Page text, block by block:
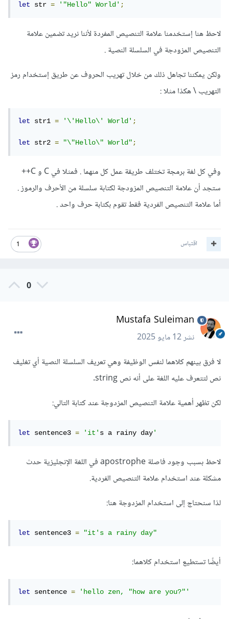
let str = '"Hello" World';
لاحظ هنا إستخدمنا علامة التنصيص المفردة لأننا نريد تضمين علامة
التنصيص المزودجة في السلسلة النصية .
ولكن يمكننا تجاهل ذلك من خلال تهريب الحروف عن طريق إستخدام رمز
التهريب \ هكذا مثلا
let str1 = '\'Hello\' World';
let str2 = "\"Hello\" World";
وفي كل لغة برمجة تختلف طريقة عمل كل منهما . فمثلا في C و C++
ستجد أن علامة التنصيص المزودجة لكتابة سلسلة من الأحرف والرموز .
أما علامة التنصيص الفردية فقط تقوم بكتابة حرف واحد .
1 اقتباس
0
Mustafa Suleiman
نشر12 مايو 2025
لا فرق بينهم كلاهما لنفس الوظيفة وهي تعريف السلسلة النصية أي تغليف
نص لتتعرف عليه اللغة على أنه نص string.
لكن تظهر أهمية علامة التنصيص المزدوجة عند كتابة التالي:
let sentence3 = 'it's a rainy day'
لاحظ بسبب وجود فاصلة apostrophe في اللغة الإنجليزية حدث
مشكلة عند استخدام علامة التنصيص الفردية.
لذا سنحتاج إلى استخدام المزدوجة هنا:
let sentence3 = "it's a rainy day"
أيضًا تستطيع استخدام كلاهما:
let sentence = 'hello zen, "how are you?"'